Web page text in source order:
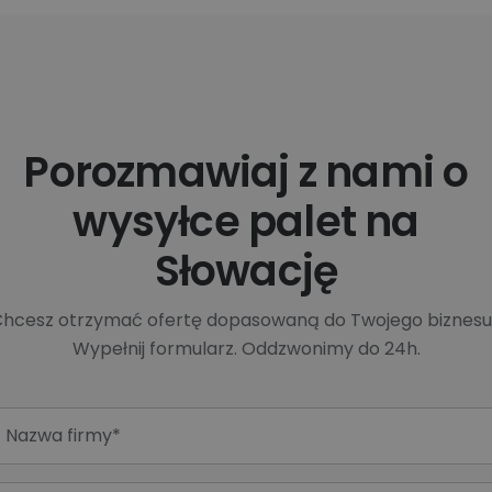
Porozmawiaj z nami o
wysyłce palet na
Słowację
otrzymać ofertę dopasowaną do Twojego
Wypełnij formularz. Oddzwonimy do 24h.